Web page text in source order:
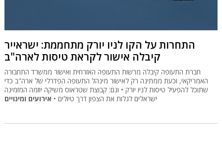
התחרות על הקו לניו יורק מתחממת: ישראייר
קיבלה אישור לקראת טיסות לארה"ב
חברת התעופה קיבלה מרשות התעופה האזרחית ואישור ממשרד התחבורה
האמריקאי, וכעת ממתינה רק לאישור מינהל התעופה הפדרלי של ארה"ב כדי
שתוכל להפעיל טיסות לניו יורק • וגם: קבוצת שטראוס משיקה יוזמה המזמינה
ישראלים לגלות את הצפון דרך טיולים • אירועים ומינויים